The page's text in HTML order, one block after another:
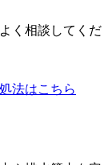
く相談してくだ
法はこちら